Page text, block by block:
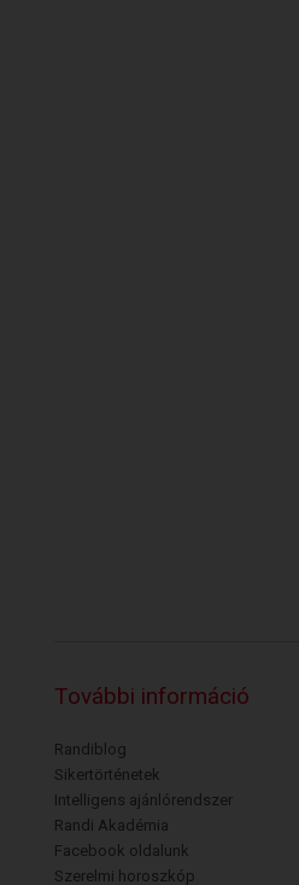
További információ
Randiblog
Sikertörténetek
Intelligens ajánlórendszer
Randi Akadémia
Facebook oldalunk
Szerelmi horoszkóp